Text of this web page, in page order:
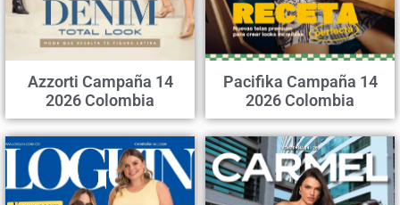
Azzorti Campaña 14
2026 Colombia
Pacifika Campaña 14
2026 Colombia